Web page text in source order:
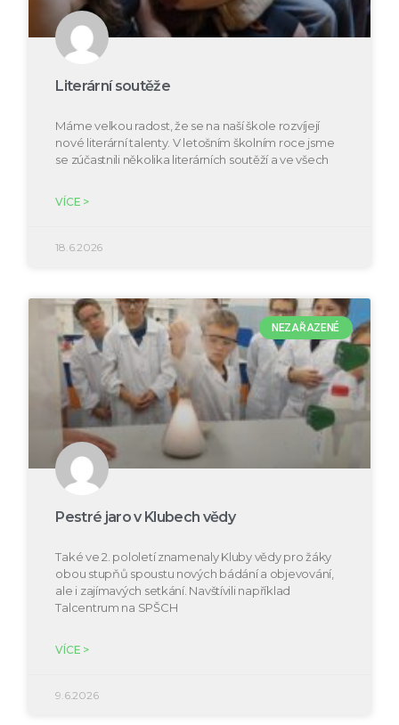
Literární soutěže
Máme velkou radost, že se na naší škole rozvíjejí
nové literární talenty. V letošním školním roce jsme
se zúčastnili několika literárních soutěží a ve všech
VÍCE >
18.6.2026
NEZAŘAZENÉ
Pestré jaro v Klubech vědy
Také ve 2. pololetí znamenaly Kluby vědy pro žáky
obou stupňů spoustu nových bádání a objevování,
ale i zajímavých setkání. Navštívili například
Talcentrum na SPŠCH
VÍCE >
9.6.2026